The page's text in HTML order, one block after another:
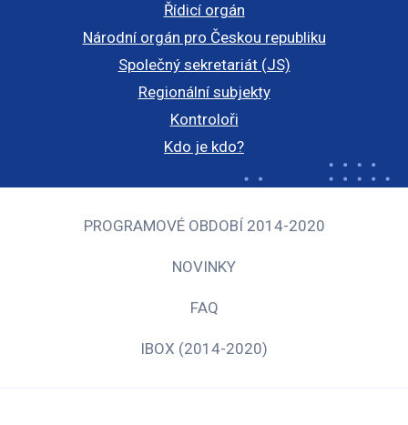
Řídicí orgán
Národní orgán pro Českou republiku
Společný sekretariát (JS)
Regionální subjekty
Kontroloři
Kdo je kdo?
PROGRAMOVÉ OBDOBÍ 2014-2020
NOVINKY
FAQ
IBOX (2014-2020)